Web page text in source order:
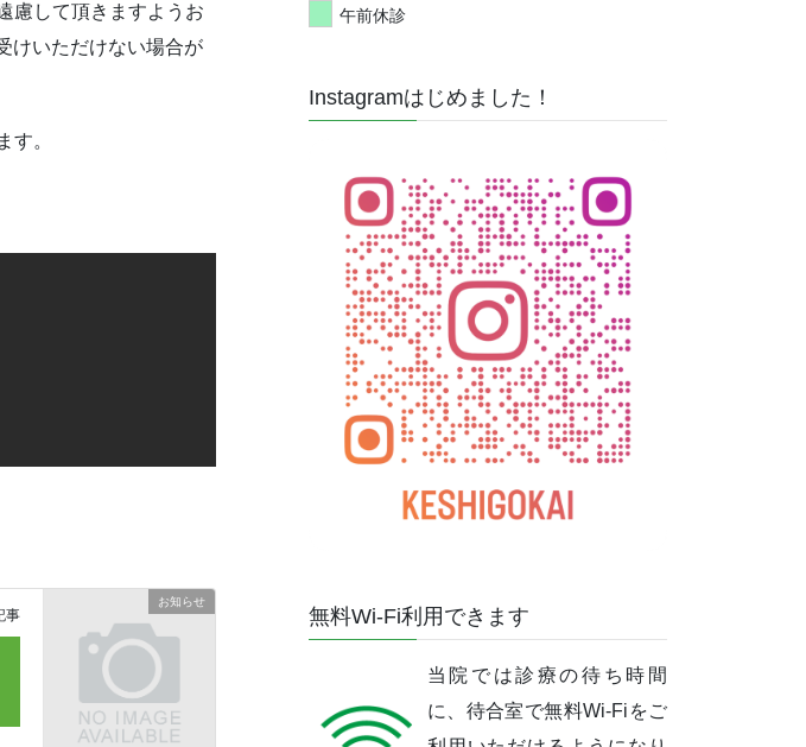
慮して頂きますようお
けいただけない場合が
す。
お知らせ
事
午前休診
Instagramはじめました！
無料Wi-Fi利用できます
当院では診療の待ち時間
に、待合室で無料Wi-Fiをご